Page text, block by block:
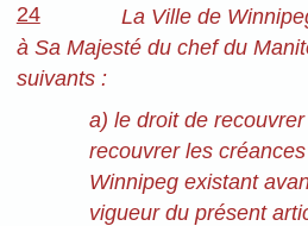
24
La Ville de
à Sa Majesté du chef du
suivants :
a) le droit de
recouvrer les
Winnipeg existant
vigueur du présent